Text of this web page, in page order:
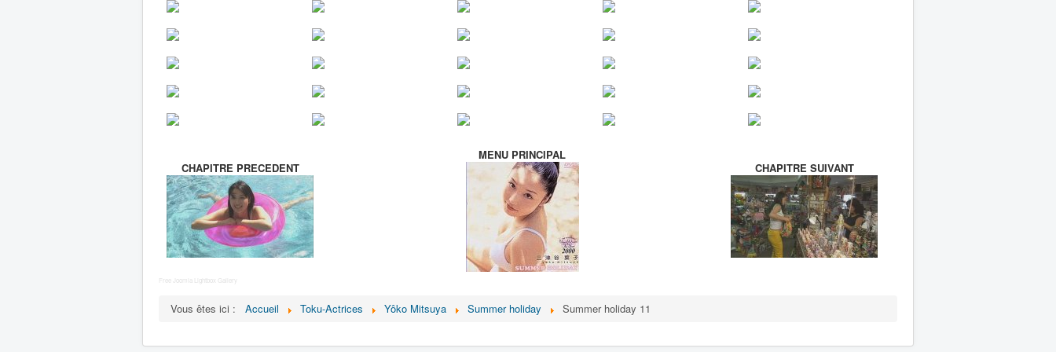
CHAPITRE PRECEDENT
MENU PRINCIPAL
CHAPITRE SUIVANT
Free Joomla Lightbox Gallery
Vous êtes ici : Accueil Toku-Actrices Yôko Mitsuya Summer holiday Summer holiday 11